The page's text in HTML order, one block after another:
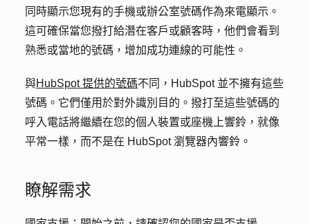
同時顯示您現有的手機或辦公室號碼作為來電顯示。
這可確保當您撥打給潛在客戶或顧客時，他們會看到
熟悉或當地的號碼，增加成功連線的可能性。
與HubSpot 提供的號碼不同，HubSpot 並不擁有這些
號碼。它們僅用於對外識別目的。撥打至這些號碼的
呼入電話將繼續在您的個人裝置或座機上響鈴，就像
平常一樣，而不是在 HubSpot 瀏覽器內響鈴。
瞭解需求